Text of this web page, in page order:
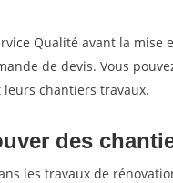
Qualité avant la mise
de devis. Vous
chantiers travaux.
des
les travaux de